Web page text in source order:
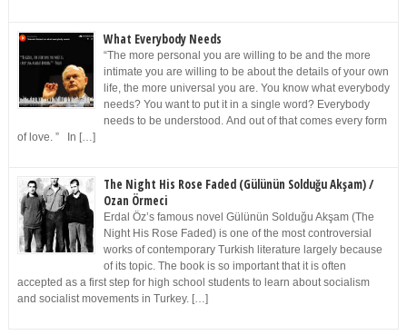
What Everybody Needs
“The more personal you are willing to be and the more
intimate you are willing to be about the details of your own
life, the more universal you are. You know what everybody
needs? You want to put it in a single word? Everybody
needs to be understood. And out of that comes every form
of love. ” In […]
The Night His Rose Faded (Gülünün Solduğu Akşam) /
Ozan Örmeci
Erdal Öz’s famous novel Gülünün Solduğu Akşam (The
Night His Rose Faded) is one of the most controversial
works of contemporary Turkish literature largely because
of its topic. The book is so important that it is often
accepted as a first step for high school students to learn about socialism
and socialist movements in Turkey. […]